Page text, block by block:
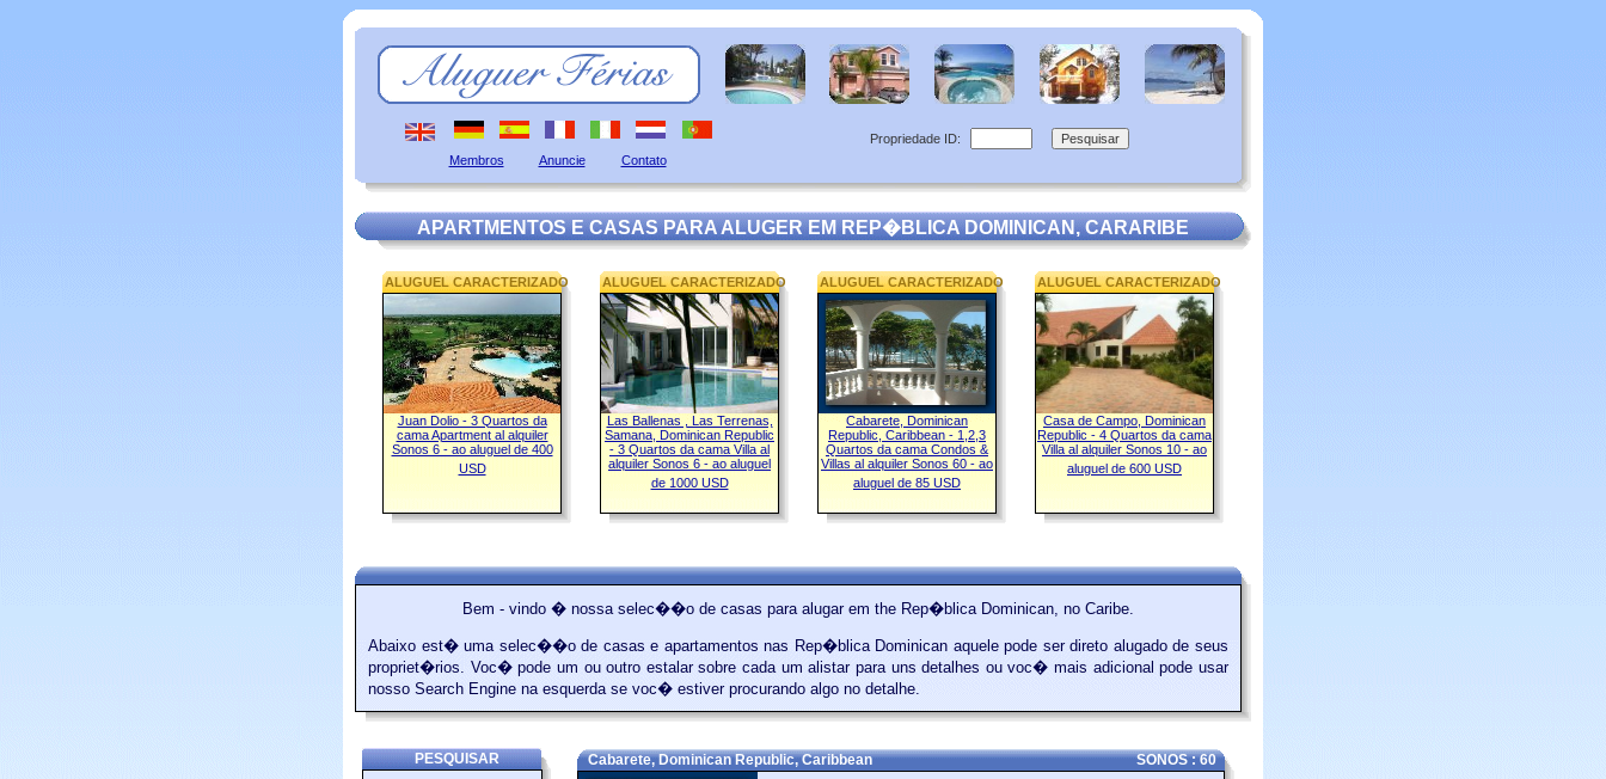
Membros Anuncie Contato
Propriedade ID:
APARTMENTOS E CASAS PARA ALUGER EM REP�BLICA DOMINICAN, CARARIBE
ALUGUEL CARACTERIZADO
Juan Dolio - 3 Quartos da
cama Apartment al alquiler
Sonos 6 - ao aluguel de 400
USD
ALUGUEL CARACTERIZADO
Las Ballenas , Las Terrenas,
Samana, Dominican Republic
- 3 Quartos da cama Villa al
alquiler Sonos 6 - ao aluguel
de 1000 USD
ALUGUEL CARACTERIZADO
Cabarete, Dominican
Republic, Caribbean - 1,2,3
Quartos da cama Condos &
Villas al alquiler Sonos 60 - ao
aluguel de 85 USD
ALUGUEL CARACTERIZADO
Casa de Campo, Dominican
Republic - 4 Quartos da cama
Villa al alquiler Sonos 10 - ao
aluguel de 600 USD
Bem - vindo � nossa selec��o de casas para alugar em the Rep�blica Dominican, no Caribe.
Abaixo est� uma selec��o de casas e apartamentos nas Rep�blica Dominican aquele pode ser direto alugado de seus
propriet�rios. Voc� pode um ou outro estalar sobre cada um alistar para uns detalhes ou voc� mais adicional pode usar
nosso Search Engine na esquerda se voc� estiver procurando algo no detalhe.
PESQUISAR Cabarete, Dominican Republic, Caribbean SONOS : 60